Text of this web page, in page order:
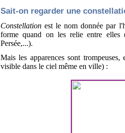
Sait-on regarder une
Constellation est le nom donnée par
forme quand on les relie entre elles
Persée,...).
Mais les apparences sont
visible dans le ciel même en ville) :